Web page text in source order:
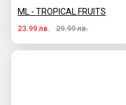
ML - TROPICAL FRUITS
23.99 лв. 29.99 лв.